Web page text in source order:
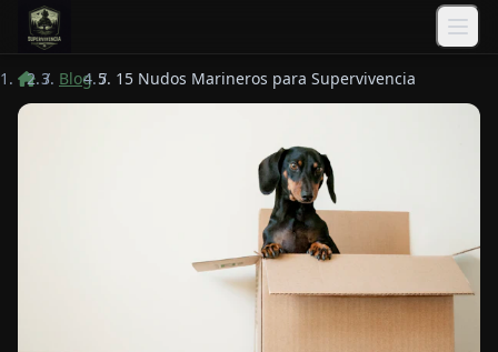
Saltar al contenido principal
/ Blog / 15 Nudos Marineros para Supervivencia